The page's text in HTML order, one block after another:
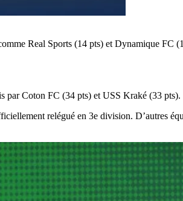
Real Sports (14 pts) et Dynamique FC
par Coton FC (34 pts) et USS Kraké (33 pts).
relégué en 3e division. D’autres